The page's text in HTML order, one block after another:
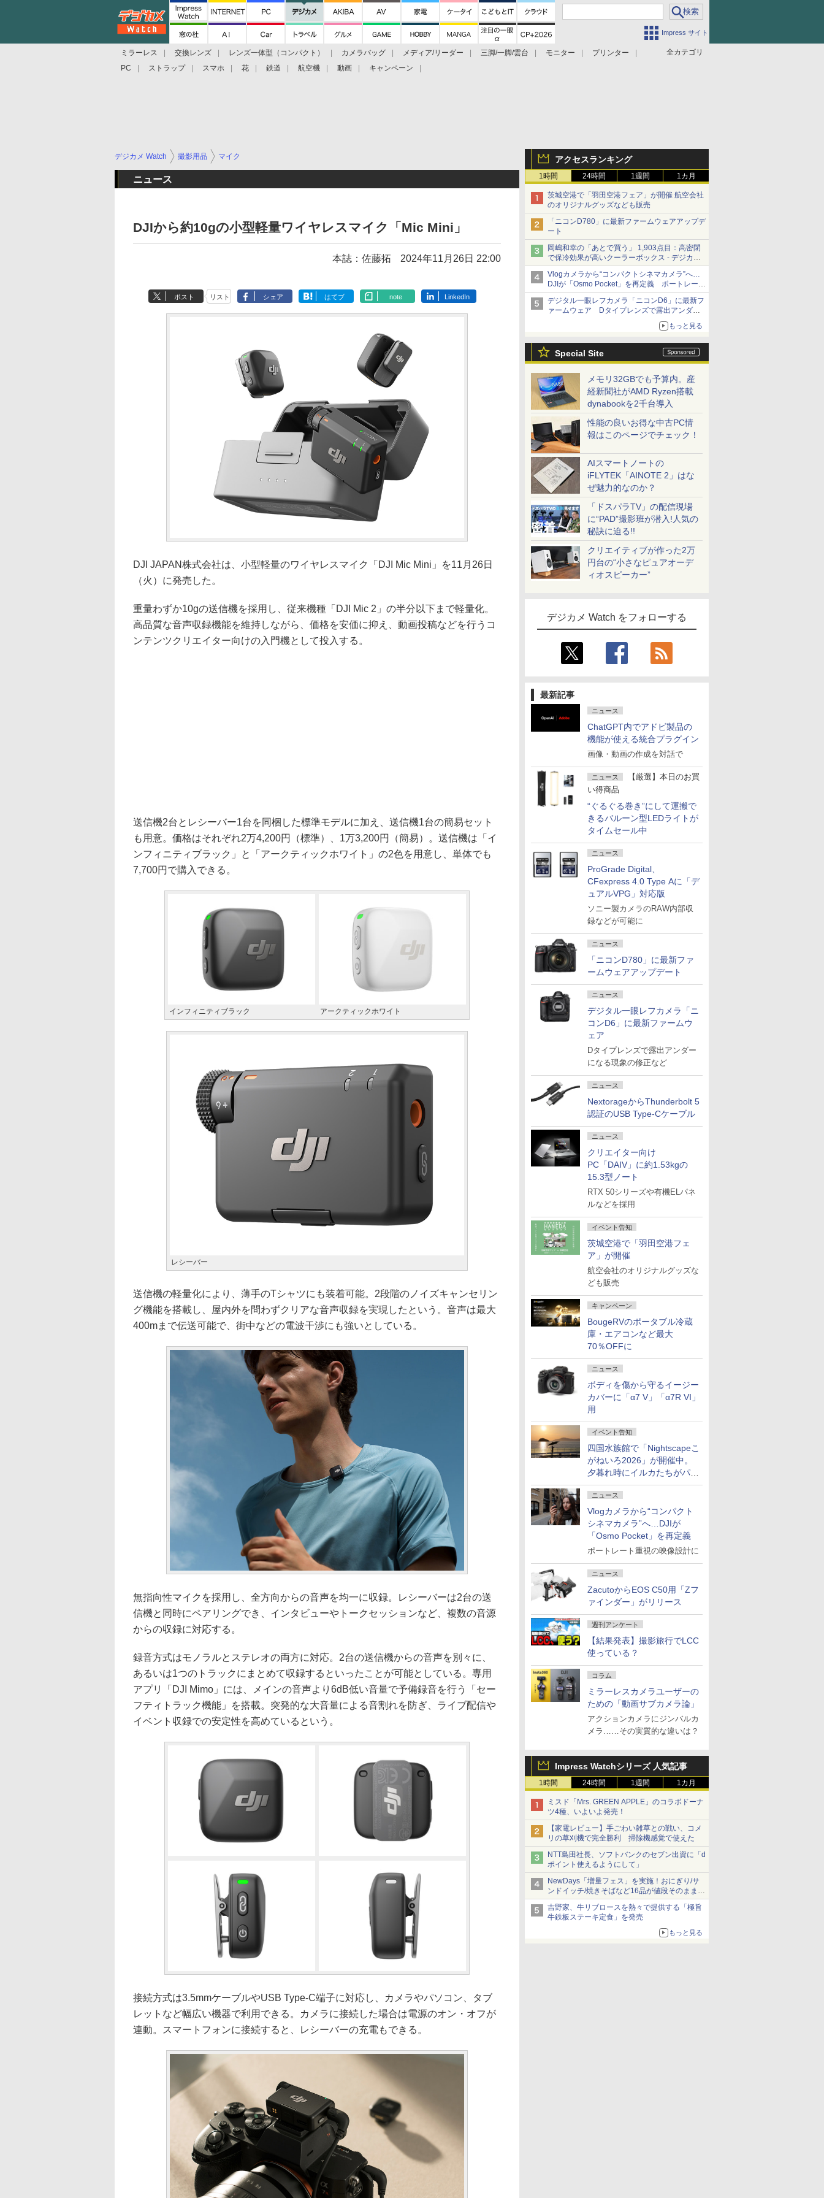
Impress サイト
全カテゴリ
ミラーレス 交換レンズ レンズ一体型（コンパクト） カメラバッグ メディア/リーダー 三脚/一脚/雲台 モニター
プリンター
PC
ストラップ スマホ 花 鉄道 航空機 動画 キャンペーン
アクセスランキング
1時間 24時間 1週間 1カ月
茨城空港で「羽田空港フェア」が開催 航空会社
のオリジナルグッズなども販売
「ニコンD780」に最新ファームウェアアップデ
ート
岡嶋和幸の「あとで買う」 1,903点目：高密閉
で保冷効果が高いクーラーボックス - デジカメ
Watch
Vlogカメラから“コンパクトシネマカメラ”へ…
DJIが「Osmo Pocket」を再定義 ポートレート
重視の映像設計に
デジタル一眼レフカメラ「ニコンD6」に最新フ
ァームウェア Dタイプレンズで露出アンダー
もっと見る
Special Site
メモリ32GBでも予算内。産
経新聞社がAMD Ryzen搭載
dynabookを2千台導入
性能の良いお得な中古PC情
報はこのページでチェック！
AIスマートノートの
iFLYTEK「AINOTE 2」はな
ぜ魅力的なのか？
「ドスパラTV」の配信現場
に“PAD”撮影班が潜入!人気の
秘訣に迫る!!
クリエイティブが作った2万
円台の“小さなピュアオーデ
ィオスピーカー”
デジカメ Watch をフォローする
最新記事
ニュース
ChatGPT内でアドビ製品の
機能が使える統合プラグイン
画像・動画の作成を対話で
ニュース
【厳選】本日のお買
い得商品
“ぐるぐる巻き”にして運搬で
きるバルーン型LEDライトが
タイムセール中
ニュース
ProGrade Digital、
CFexpress 4.0 Type Aに「デ
ュアルVPG」対応版
ソニー製カメラのRAW内部収
録などが可能に
ニュース
「ニコンD780」に最新ファ
ームウェアアップデート
ニュース
デジタル一眼レフカメラ「ニ
コンD6」に最新ファームウ
ェア
Dタイプレンズで露出アンダー
になる現象の修正など
ニュース
NextorageからThunderbolt 5
認証のUSB Type-Cケーブル
ニュース
クリエイター向け
PC「DAIV」に約1.53kgの
15.3型ノート
RTX 50シリーズや有機ELパネ
ルなどを採用
イベント告知
茨城空港で「羽田空港フェ
ア」が開催
航空会社のオリジナルグッズな
ども販売
キャンペーン
BougeRVのポータブル冷蔵
庫・エアコンなど最大
70％OFFに
ニュース
ボディを傷から守るイージー
カバーに「α7 V」「α7R VI」
用
イベント告知
四国水族館で「Nightscapeこ
がねいろ2026」が開催中。
夕暮れ時にイルカたちがパフ
ォーマンスを繰り広げる
ニュース
Vlogカメラから“コンパクト
シネマカメラ”へ…DJIが
「Osmo Pocket」を再定義
ポートレート重視の映像設計に
ニュース
ZacutoからEOS C50用「Zフ
ァインダー」がリリース
週刊アンケート
【結果発表】撮影旅行でLCC
使っている？
コラム
ミラーレスカメラユーザーの
ための「動画サブカメラ論」
アクションカメラにジンバルカ
メラ……その実質的な違いは？
Impress Watchシリーズ 人気記事
1時間 24時間 1週間 1カ月
ミスド「Mrs. GREEN APPLE」のコラボドーナ
ツ4種、いよいよ発売！
【家電レビュー】手ごわい雑草との戦い、コメ
リの草刈機で完全勝利 掃除機感覚で使えた
NTT島田社長、ソフトバンクのセブン出資に「d
ポイント使えるようにして」
NewDays「増量フェス」を実施！おにぎり/サ
ンドイッチ/焼きそばなど16品が値段そのままで
ボリュームアップ
吉野家、牛リブロースを熱々で提供する「極旨
牛鉄板ステーキ定食」を発売
もっと見る
デジカメ Watch 撮影用品 マイク
ニュース
DJIから約10gの小型軽量ワイヤレスマイク「Mic Mini」
本誌：佐藤拓 2024年11月26日 22:00
ポスト リスト シェア はてブ note LinkedIn
DJI JAPAN株式会社は、小型軽量のワイヤレスマイク「DJI Mic Mini」を11月26日
（火）に発売した。
重量わずか10gの送信機を採用し、従来機種「DJI Mic 2」の半分以下まで軽量化。
高品質な音声収録機能を維持しながら、価格を安価に抑え、動画投稿などを行うコ
ンテンツクリエイター向けの入門機として投入する。
送信機2台とレシーバー1台を同梱した標準モデルに加え、送信機1台の簡易セット
も用意。価格はそれぞれ2万4,200円（標準）、1万3,200円（簡易）。送信機は「イ
ンフィニティブラック」と「アークティックホワイト」の2色を用意し、単体でも
7,700円で購入できる。
インフィニティブラック アークティックホワイト
レシーバー
送信機の軽量化により、薄手のTシャツにも装着可能。2段階のノイズキャンセリン
グ機能を搭載し、屋内外を問わずクリアな音声収録を実現したという。音声は最大
400mまで伝送可能で、街中などの電波干渉にも強いとしている。
無指向性マイクを採用し、全方向からの音声を均一に収録。レシーバーは2台の送
信機と同時にペアリングでき、インタビューやトークセッションなど、複数の音源
からの収録に対応する。
録音方式はモノラルとステレオの両方に対応。2台の送信機からの音声を別々に、
あるいは1つのトラックにまとめて収録するといったことが可能としている。専用
アプリ「DJI Mimo」には、メインの音声より6dB低い音量で予備録音を行う「セー
フティトラック機能」を搭載。突発的な大音量による音割れを防ぎ、ライブ配信や
イベント収録での安定性を高めているという。
接続方式は3.5mmケーブルやUSB Type-C端子に対応し、カメラやパソコン、タブ
レットなど幅広い機器で利用できる。カメラに接続した場合は電源のオン・オフが
連動。スマートフォンに接続すると、レシーバーの充電もできる。